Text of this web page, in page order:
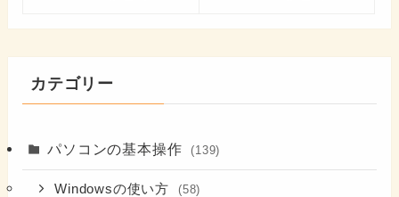
カテゴリー
パソコンの基本操作 (139)
Windowsの使い方 (58)